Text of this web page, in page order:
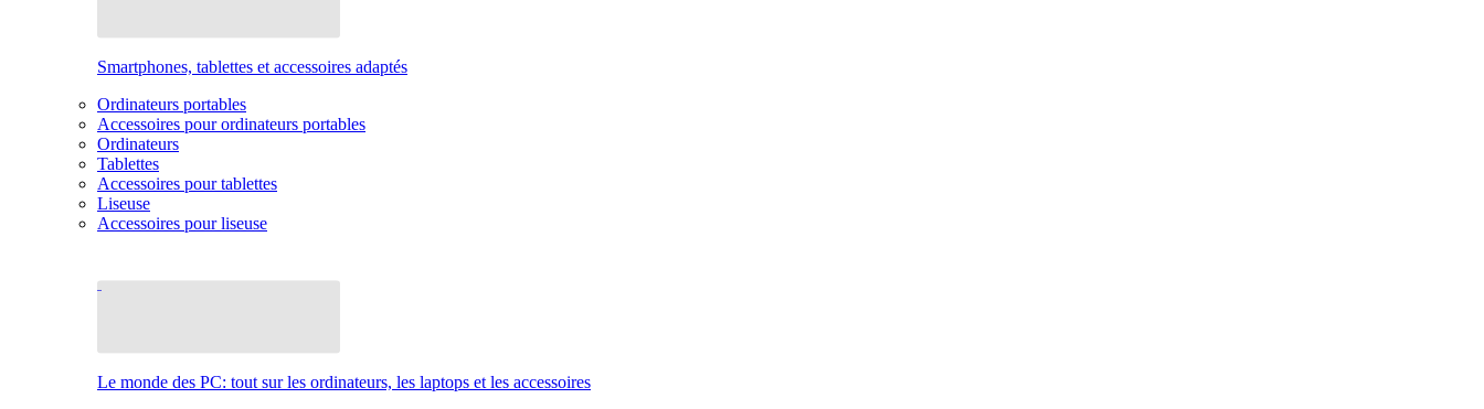
Smartphones, tablettes et accessoires adaptés
Ordinateurs portables
Accessoires pour ordinateurs portables
Ordinateurs
Tablettes
Accessoires pour tablettes
Liseuse
Accessoires pour liseuse
Le monde des PC: tout sur les ordinateurs, les laptops et les accessoires